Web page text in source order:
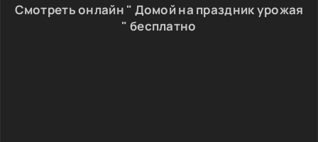
Смотреть онлайн " Домой на праздник урожая
" бесплатно